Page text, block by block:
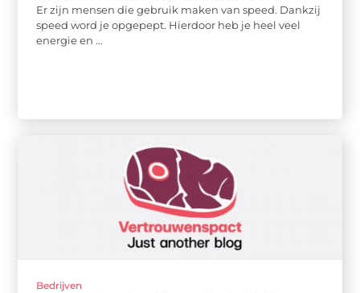
Er zijn mensen die gebruik maken van speed. Dankzij
speed word je opgepept. Hierdoor heb je heel veel
energie en ...
Bedrijven